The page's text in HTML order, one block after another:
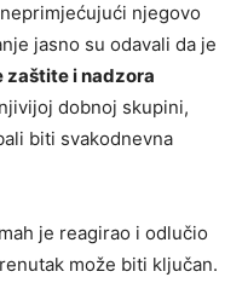
njegovo
jasno su odavali da je
zaštite i nadzora
dobnoj skupini,
biti svakodnevna
je reagirao i odlučio
može biti ključan.